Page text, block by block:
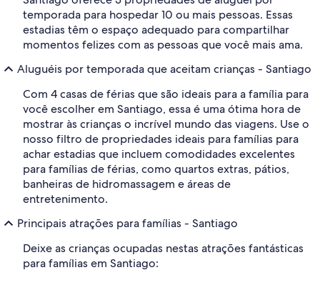
temporada para hospedar 10 ou mais pessoas. Essas
estadias têm o espaço adequado para compartilhar
momentos felizes com as pessoas que você mais ama.
Aluguéis por temporada que aceitam crianças - Santiago
Com 4 casas de férias que são ideais para a família para
você escolher em Santiago, essa é uma ótima hora de
mostrar às crianças o incrível mundo das viagens. Use o
nosso filtro de propriedades ideais para famílias para
achar estadias que incluem comodidades excelentes
para famílias de férias, como quartos extras, pátios,
banheiras de hidromassagem e áreas de
entretenimento.
Principais atrações para famílias - Santiago
Deixe as crianças ocupadas nestas atrações fantásticas
para famílias em Santiago: